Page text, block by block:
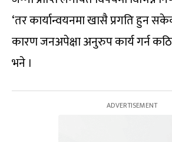
‘तर कार्यान्वयनमा खासै प्रगति हुन
कारण जनअपेक्षा अनुरुप कार्य गर्न
भने ।